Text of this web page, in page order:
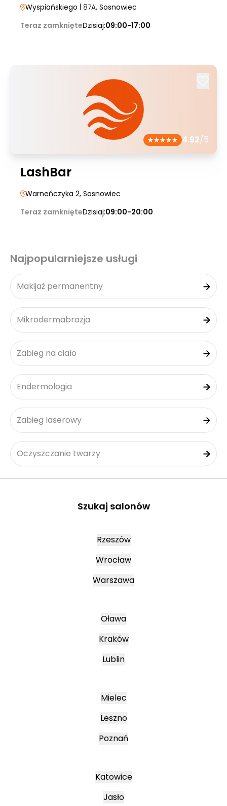
Wyspiańskiego | 87A, Sosnowiec
Teraz zamknięteDzisiaj:09:00-17:00
4.92/5
LashBar
Warneńczyka 2, Sosnowiec
Teraz zamknięteDzisiaj:09:00-20:00
Najpopularniejsze usługi
Makijaż permanentny
Mikrodermabrazja
Zabieg na ciało
Endermologia
Zabieg laserowy
Oczyszczanie twarzy
Szukaj salonów
Rzeszów
Wrocław
Warszawa
Oława
Kraków
Lublin
Mielec
Leszno
Poznań
Katowice
Jasło